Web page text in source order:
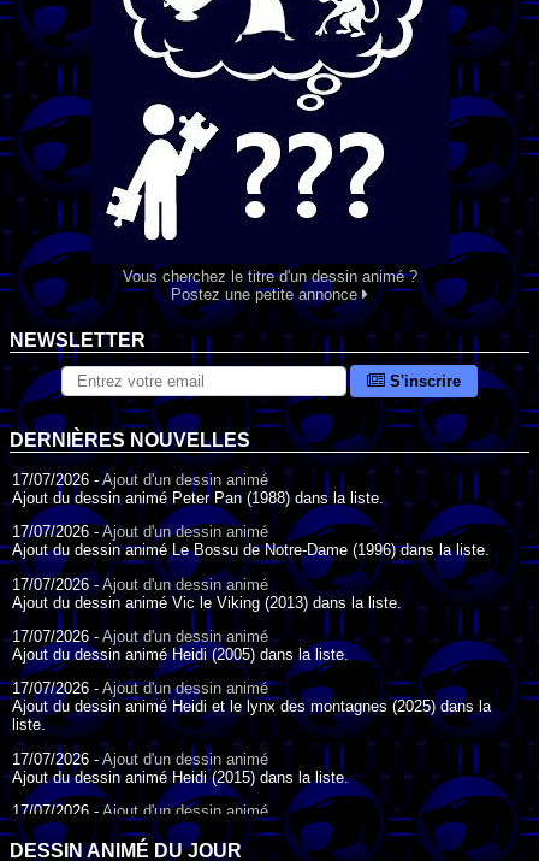
Vous cherchez le titre d'un dessin animé ?
Postez une petite annonce
NEWSLETTER
S'inscrire
DERNIÈRES NOUVELLES
17/07/2026 - Ajout d'un dessin animé
Ajout du dessin animé Peter Pan (1988) dans la liste.
17/07/2026 -Ajout d'un dessin animé
Ajout du dessin animé Le Bossu de Notre-Dame (1996) dans la liste.
17/07/2026 -Ajout d'un dessin animé
Ajout du dessin animé Vic le Viking (2013) dans la liste.
17/07/2026 -Ajout d'un dessin animé
Ajout du dessin animé Heidi (2005) dans la liste.
17/07/2026 - Ajout d'un dessin animé
Ajout du dessin animé Heidi et le lynx des montagnes (2025) dans la
liste.
17/07/2026 - Ajout d'un dessin animé
Ajout du dessin animé Heidi (2015) dans la liste.
17/07/2026 - Ajout d'un dessin animé
Ajout du dessin animé Heidi (1995) dans la liste.
DESSIN ANIMÉ DU JOUR